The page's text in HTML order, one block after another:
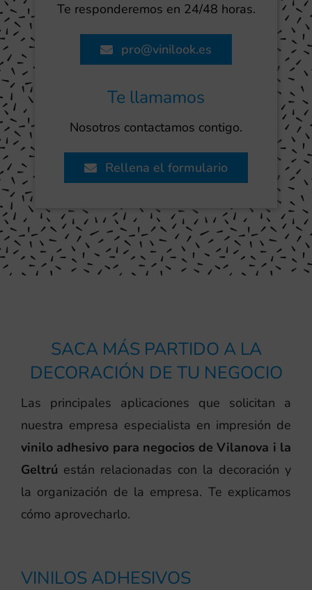
Te responderemos en 24/48 horas.
pro@vinilook.es
Te llamamos
Nosotros contactamos contigo.
Rellena el formulario
SACA MÁS PARTIDO A LA
DECORACIÓN DE TU NEGOCIO
Las principales aplicaciones que solicitan a
nuestra empresa especialista en impresión de
vinilo adhesivo para negocios de Vilanova i la
Geltrú están relacionadas con la decoración y
la organización de la empresa. Te explicamos
cómo aprovecharlo.
VINILOS ADHESIVOS